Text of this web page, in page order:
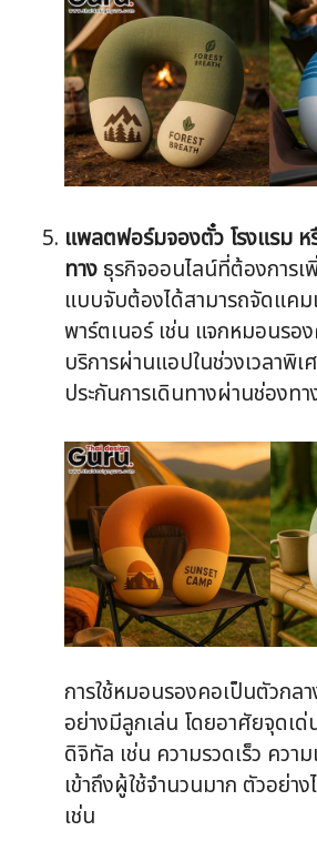
แพลตฟอร์มจองตั๋ว โรงแรม ห
ทาง ธุรกิจออนไลน์ที่ต้องการ
แบบจับต้องได้สามารถจัดแค
พาร์ตเนอร์ เช่น แจกหมอนรอ
บริการผ่านแอปในช่วงเวลาพิ
ประกันการเดินทางผ่านช่องท
การใช้หมอนรองคอเป็นตัวกลา
อย่างมีลูกเล่น โดยอาศัยจุดเ
ดิจิทัล เช่น ความรวดเร็ว ควา
เข้าถึงผู้ใช้จำนวนมาก ตัวอย่าง
เช่น